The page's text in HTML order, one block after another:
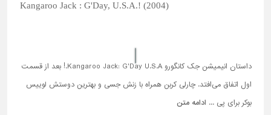
Kangaroo Jack : G'Day, U.S.A.! (2004)
داستان انیمیشن جک کانگورو Kangaroo Jack: G'Day U.S.A.! بعد از قسمت
اول اتفاق می‌افتد. چارلی کربن همراه با زنش جسی و بهترین دوستش لوییس
بوکر برای پی ... ادامه متن